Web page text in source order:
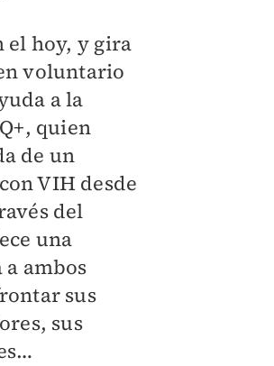
el hoy, y gira
voluntario
a la
quien
de un
VIH desde
del
una
ambos
sus
sus